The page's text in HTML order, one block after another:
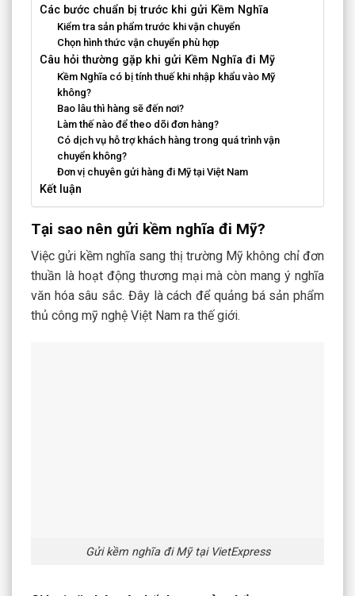
Các bước chuẩn bị trước khi gửi Kềm Nghĩa
Kiểm tra sản phẩm trước khi vận chuyển
Chọn hình thức vận chuyển phù hợp
Câu hỏi thường gặp khi gửi Kềm Nghĩa đi Mỹ
Kềm Nghĩa có bị tính thuế khi nhập khẩu vào Mỹ
không?
Bao lâu thì hàng sẽ đến nơi?
Làm thế nào để theo dõi đơn hàng?
Có dịch vụ hỗ trợ khách hàng trong quá trình vận
chuyển không?
Đơn vị chuyên gửi hàng đi Mỹ tại Việt Nam
Kết luận
Tại sao nên gửi kềm nghĩa đi Mỹ?
Việc gửi kềm nghĩa sang thị trường Mỹ không chỉ đơn
thuần là hoạt động thương mại mà còn mang ý nghĩa
văn hóa sâu sắc. Đây là cách để quảng bá sản phẩm
thủ công mỹ nghệ Việt Nam ra thế giới.
Gửi kềm nghĩa đi Mỹ tại VietExpress